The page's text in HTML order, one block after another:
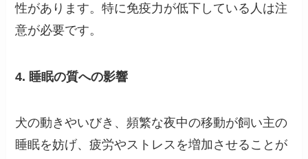
性があります。特に免疫力が低下している人は注
意が必要です。
4. 睡眠の質への影響
犬の動きやいびき、頻繁な夜中の移動が飼い主の
睡眠を妨げ、疲労やストレスを増加させることが